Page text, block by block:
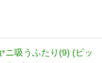
ニ吸うふたり(9) (ビッ